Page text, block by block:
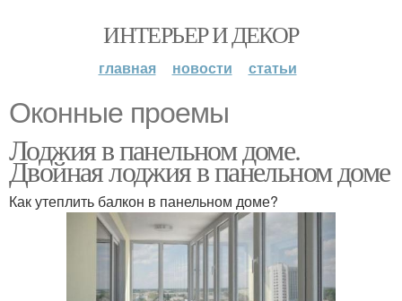
ИНТЕРЬЕР И ДЕКОР
главная новости статьи
Оконные проемы
Лоджия в панельном доме.
Двойная лоджия в панельном доме
Как утеплить балкон в панельном доме?